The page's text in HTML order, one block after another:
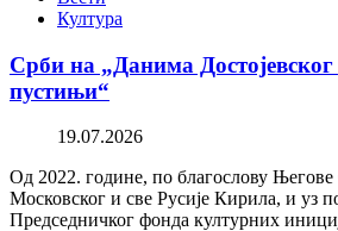
Култура
Срби на „Данима
пустињи“
19.07.2026
Од 2022. године, по благослову Његове
Московског и све Русије Кирила, и уз
Председничког фонда културних